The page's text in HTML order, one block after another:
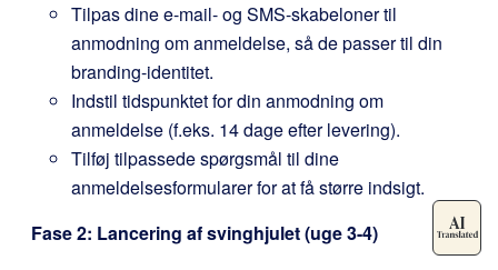
Tilpas dine e-mail- og SMS-skabeloner til
anmodning om anmeldelse, så de passer til din
branding-identitet.
Indstil tidspunktet for din anmodning om
anmeldelse (f.eks. 14 dage efter levering).
Tilføj tilpassede spørgsmål til dine
anmeldelsesformularer for at få større indsigt.
Fase 2: Lancering af svinghjulet (uge 3-4)